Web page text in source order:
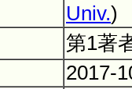
Univ.)
第1著
2017-